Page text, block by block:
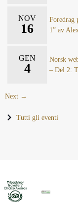
NOV
16
Foredrag
1” av
GEN
4
Norsk
– Del 2:
Next →
Tutti gli eventi